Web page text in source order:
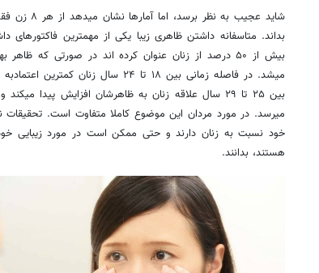
شاید عجیب
بداند. متاسفانه داشتن ظاهری زیبا یکی از مهمترین
بیش از ۵۰ درصد از زنان عنوان کرده اند در صورتی که
میشد. در فاصله زمانی بین ۱۸ تا ۲۴
میرسد. در مورد مردان این موضوع کاملا متفاوت است.
خود نسبت به زنان دارند و حتی ممکن است در مورد زیبایی
هستند، بدانند.